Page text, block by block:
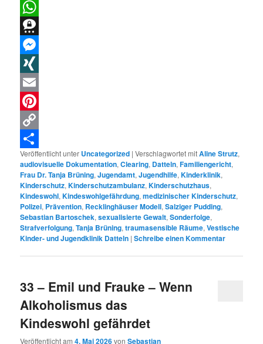
LinkedIn
WhatsApp
Threema
Messenger
XING
Email
Pinterest
Copy
Link
Teilen
Veröffentlicht unter Uncategorized |Verschlagwortet mitAline Strutz,
audiovisuelle Dokumentation,Clearing, Datteln,Familiengericht,
Frau Dr. Tanja Brüning,Jugendamt,Jugendhilfe,Kinderklinik,
Kinderschutz,Kinderschutzambulanz,Kinderschutzhaus,
Kindeswohl,Kindeswohlgefährdung,medizinischer Kinderschutz,
Polizei, Prävention, Recklinghäuser Modell,Salziger Pudding,
Sebastian Bartoschek,sexualisierte Gewalt,Sonderfolge,
Strafverfolgung,Tanja Brüning,traumasensible Räume,Vestische
Kinder- und Jugendklinik Datteln |Schreibe einen Kommentar
33 – Emil und Frauke – Wenn
Alkoholismus das
Kindeswohl gefährdet
Veröffentlicht am4. Mai 2026vonSebastian